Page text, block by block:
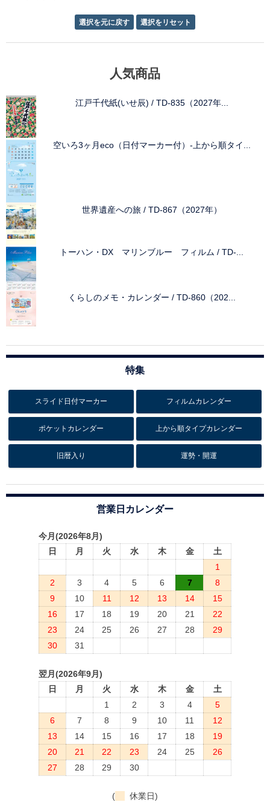
人気商品
江戸千代紙(いせ辰) / TD-835（2027年...
空いろ3ヶ月eco（日付マーカー付）-上から順タイ...
世界遺産への旅 / TD-867（2027年）
トーハン・DX マリンブルー フィルム / TD-...
くらしのメモ・カレンダー / TD-860（202...
特集
スライド日付マーカー フィルムカレンダー
ポケットカレンダー 上から順タイプカレンダー
旧暦入り 運勢・開運
営業日カレンダー
今月(2026年8月)
日
月 火 水 木 金
土
1
2
3 4 5 6 7
8
9
10 11 12 13 14
15
16
17 18 19 20 21
22
23
24 25 26 27 28
29
30
31
翌月(2026年9月)
日
月 火 水 木 金
土
1
2 3 4
5
6
7 8 9 10 11
12
13
14 15 16 17 18
19
20
21 22 23 24 25
26
27
28 29 30
( 休業日)